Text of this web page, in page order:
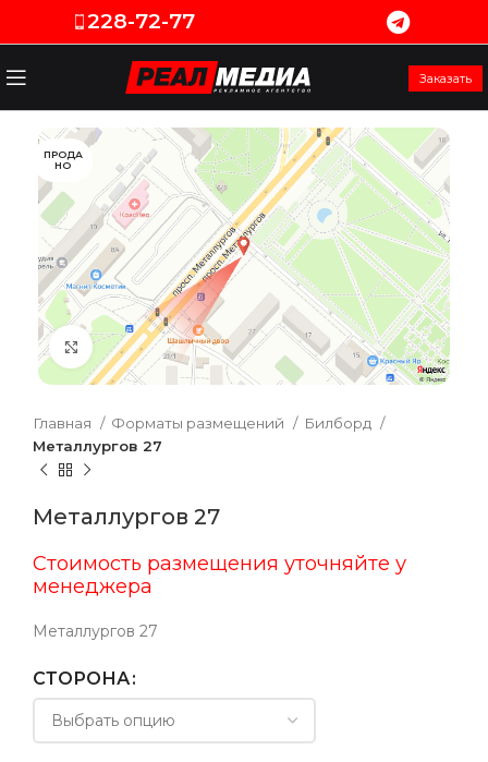
228-72-77
Заказать
ПРОДА
НО
Увеличить
Главная Форматы размещений
Билборд
Металлургов 27
Металлургов 27
Стоимость размещения уточняйте у
менеджера
Металлургов 27
СТОРОНА